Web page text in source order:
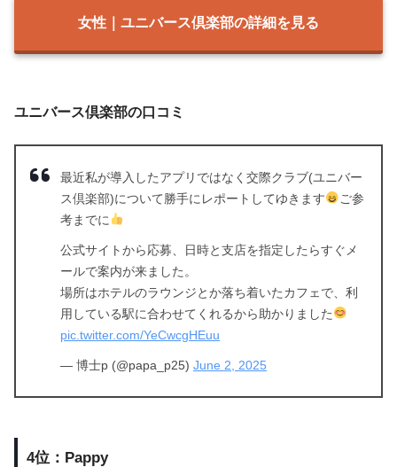
女性｜ユニバース倶楽部の詳細を見る
ユニバース倶楽部の口コミ
最近私が導入したアプリではなく交際クラブ(ユニバー
ス倶楽部)について勝手にレポートしてゆきます
ご参
考までに
公式サイトから応募、日時と支店を指定したらすぐメ
ールで案内が来ました。
場所はホテルのラウンジとか落ち着いたカフェで、利
用している駅に合わせてくれるから助かりました
pic.twitter.com/YeCwcgHEuu
— 博士p (@papa_p25) June 2, 2025
4位：Pappy